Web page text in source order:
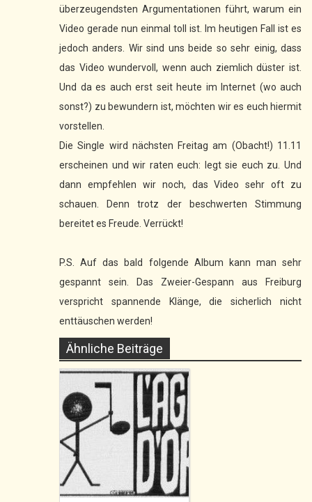
überzeugendsten Argumentationen führt, warum ein
Video gerade nun einmal toll ist. Im heutigen Fall ist es
jedoch anders. Wir sind uns beide so sehr einig, dass
das Video wundervoll, wenn auch ziemlich düster ist.
Und da es auch erst seit heute im Internet (wo auch
sonst?) zu bewundern ist, möchten wir es euch hiermit
vorstellen.
Die Single wird nächsten Freitag am (Obacht!) 11.11
erscheinen und wir raten euch: legt sie euch zu. Und
dann empfehlen wir noch, das Video sehr oft zu
schauen. Denn trotz der beschwerten Stimmung
bereitet es Freude. Verrückt!
P.S. Auf das bald folgende Album kann man sehr
gespannt sein. Das Zweier-Gespann aus Freiburg
verspricht spannende Klänge, die sicherlich nicht
enttäuschen werden!
Ähnliche Beiträge